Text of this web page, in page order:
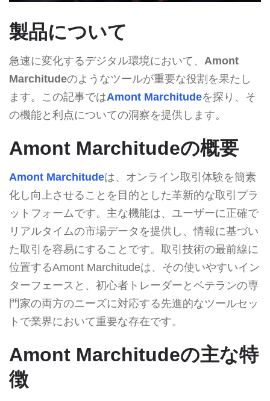
製品について
急速に変化するデジタル環境において、 Amont
Marchitudeのようなツールが重要な役割を果たし
ます。この記事ではAmont Marchitudeを探り、そ
の機能と利点についての洞察を提供します。
Amont Marchitudeの概要
Amont Marchitudeは、オンライン取引体験を簡素
化し向上させることを目的とした革新的な取引プラ
ットフォームです。主な機能は、ユーザーに正確で
リアルタイムの市場データを提供し、情報に基づい
た取引を容易にすることです。取引技術の最前線に
位置するAmont Marchitudeは、その使いやすいイン
ターフェースと、初心者トレーダーとベテランの専
門家の両方のニーズに対応する先進的なツールセッ
トで業界において重要な存在です。
Amont Marchitudeの主な特
徴